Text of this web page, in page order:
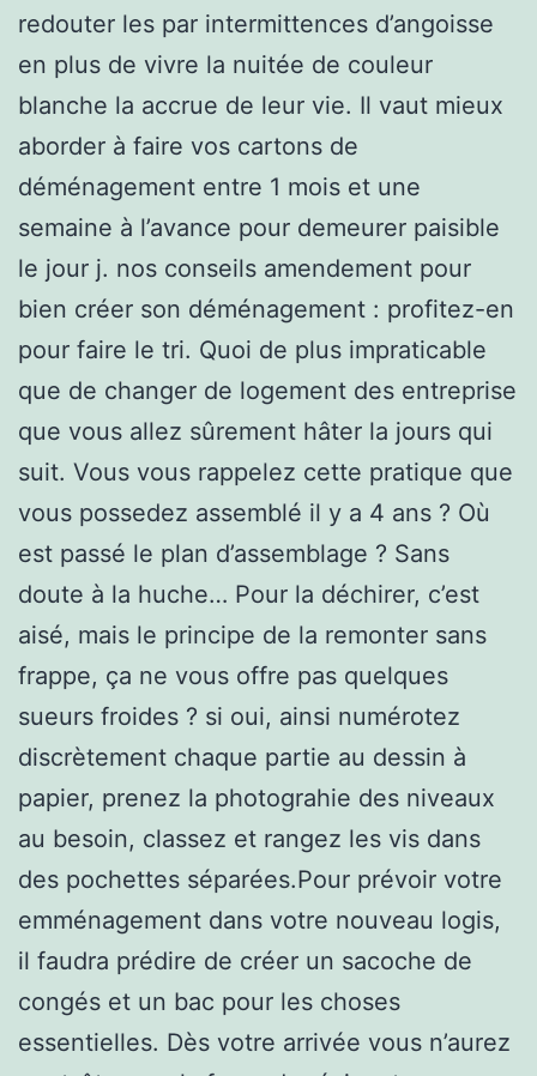
redouter les par intermittences d’angoisse
en plus de vivre la nuitée de couleur
blanche la accrue de leur vie. Il vaut mieux
aborder à faire vos cartons de
déménagement entre 1 mois et une
semaine à l’avance pour demeurer paisible
le jour j. nos conseils amendement pour
bien créer son déménagement : profitez-en
pour faire le tri. Quoi de plus impraticable
que de changer de logement des entreprise
que vous allez sûrement hâter la jours qui
suit. Vous vous rappelez cette pratique que
vous possedez assemblé il y a 4 ans ? Où
est passé le plan d’assemblage ? Sans
doute à la huche… Pour la déchirer, c’est
aisé, mais le principe de la remonter sans
frappe, ça ne vous offre pas quelques
sueurs froides ? si oui, ainsi numérotez
discrètement chaque partie au dessin à
papier, prenez la photograhie des niveaux
au besoin, classez et rangez les vis dans
des pochettes séparées.Pour prévoir votre
emménagement dans votre nouveau logis,
il faudra prédire de créer un sacoche de
congés et un bac pour les choses
essentielles. Dès votre arrivée vous n’aurez